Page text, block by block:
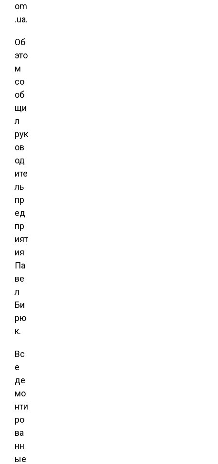
om
.ua.
Об
это
м
со
об
щи
л
рук
ов
од
ите
ль
пр
ед
пр
ият
ия
Па
ве
л
Би
рю
к.
Вс
е
де
мо
нти
ро
ва
нн
ые